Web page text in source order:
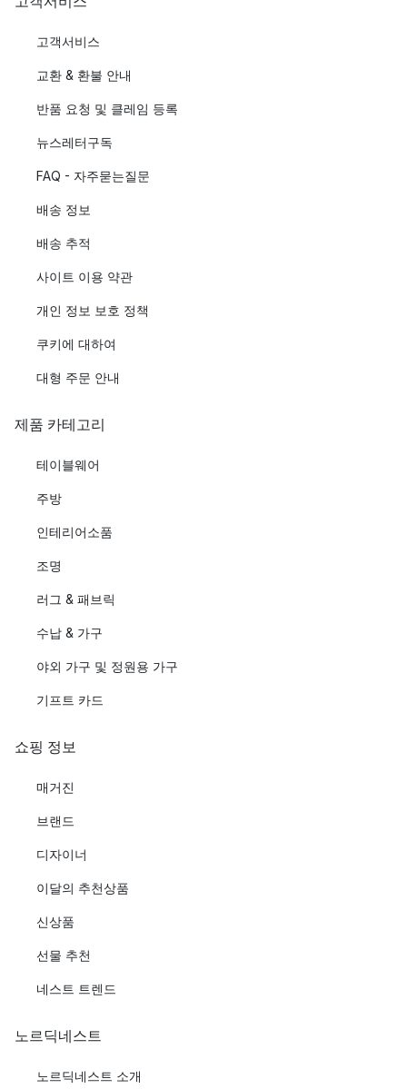
고객서비스
교환 & 환불 안내
반품 요청 및 클레임 등록
뉴스레터구독
FAQ - 자주묻는질문
배송 정보
배송 추적
사이트 이용 약관
개인 정보 보호 정책
쿠키에 대하여
대형 주문 안내
제품 카테고리
테이블웨어
주방
인테리어소품
조명
러그 & 패브릭
수납 & 가구
야외 가구 및 정원용 가구
기프트 카드
쇼핑 정보
매거진
브랜드
디자이너
이달의 추천상품
신상품
선물 추천
네스트 트렌드
노르딕네스트
노르딕네스트 소개